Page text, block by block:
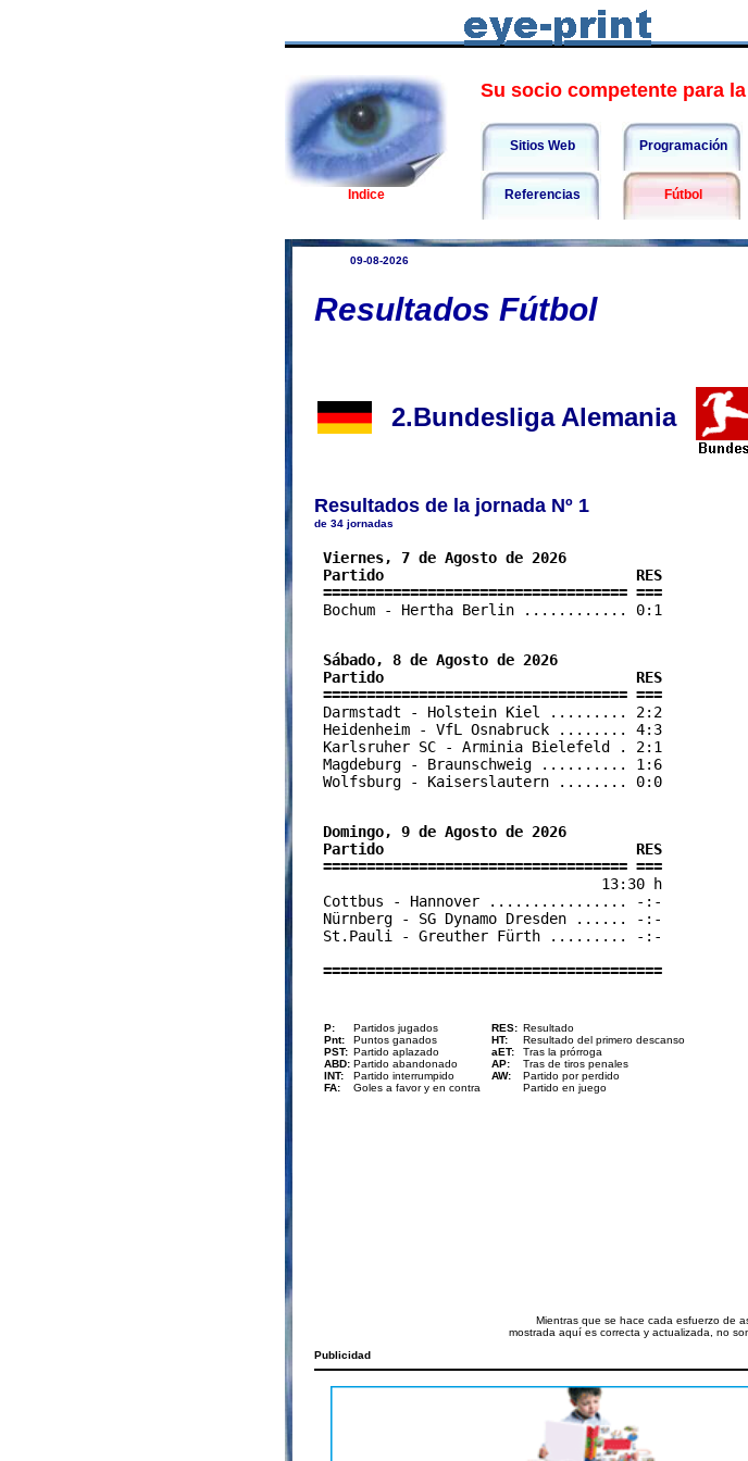
Indice
Su socio competente para
Sitios Web Programación
Referencias Fútbol
09-08-2026
Resultados Fútbol
2.Bundesliga Alemania
Resultados de la jornada Nº 1
de 34 jornadas
Viernes, 7 de Agosto de 2026
Partido                             RES
=================================== ===
Bochum - Hertha Berlin ............ 0:1
Sábado, 8 de Agosto de 2026
Partido                             RES
=================================== ===
Darmstadt - Holstein Kiel ......... 2:2
Heidenheim - VfL Osnabruck ........ 4:3
Karlsruher SC - Arminia Bielefeld . 2:1
Magdeburg - Braunschweig .......... 1:6
Wolfsburg - Kaiserslautern ........ 0:0
Domingo, 9 de Agosto de 2026
Partido                             RES
=================================== ===
13:30 h
Cottbus - Hannover ................ -:-
Nürnberg - SG Dynamo Dresden ...... -:-
St.Pauli - Greuther Fürth ......... -:-
=======================================
P:
Partidos jugados
Pnt:
Puntos ganados
PST: Partido aplazado
ABD: Partido abandonado
INT:
Partido interrumpido
FA:
Goles a favor y en contra
RES: Resultado
HT:
Resultado del primero descanso
aET:
Tras la prórroga
AP:
Tras de tiros penales
AW:
Partido por perdido
Partido en juego
Mientras que se hace cada esfuerzo de
mostrada aquí es correcta y actualizada, no
Publicidad